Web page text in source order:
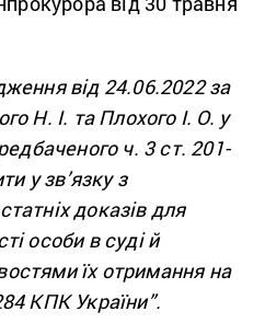
від 24.06.2022 за
Н. І. та Плохого І. О. у
ч. 3 ст. 201-
у зв’язку з
доказів для
особи в суді й
їх отримання на
КПК України”.